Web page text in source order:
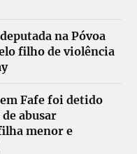
na Póvoa
filho de violência
Fafe foi detido
abusar
menor e